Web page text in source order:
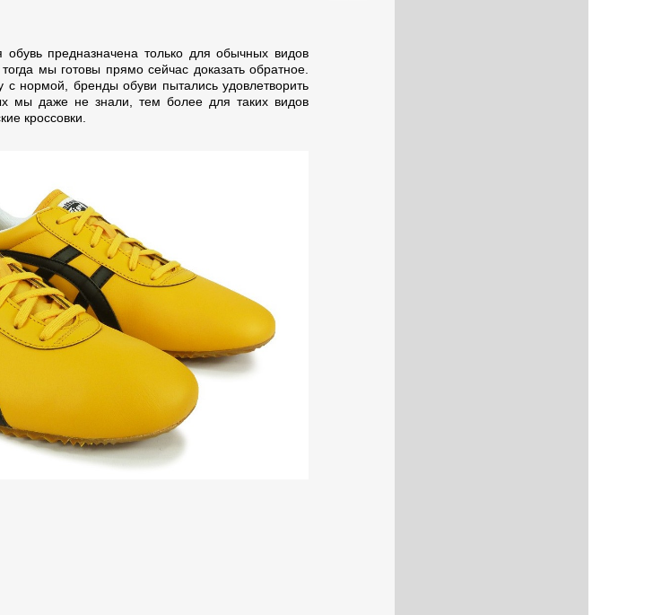
обувь предназначена только для обычных видов
мы готовы прямо сейчас доказать обратное.
с нормой, бренды обуви пытались удовлетворить
мы даже не знали, тем более для таких видов
кроссовки.